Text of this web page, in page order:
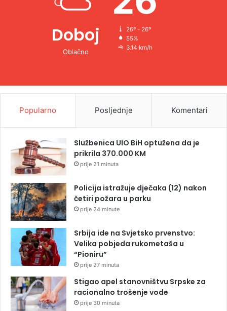
Doboj
Oblačno
26º - 26º
55%
3.14 km/h
Popularno Posljednje Komentari
Službenica UIO BiH optužena da je
prikrila 370.000 KM
prije 21 minuta
Policija istražuje dječaka (12) nakon
četiri požara u parku
prije 24 minute
Srbija ide na Svjetsko prvenstvo:
Velika pobjeda rukometaša u
“Pioniru”
prije 27 minuta
Stigao apel stanovništvu Srpske za
racionalno trošenje vode
prije 30 minuta